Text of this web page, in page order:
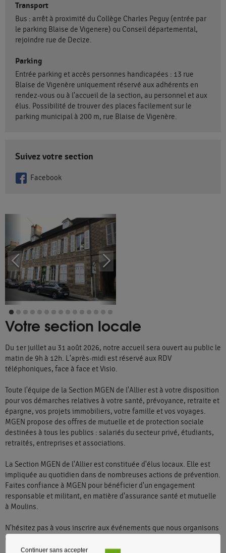
Continuer sans accepter
Transport
Bus : arrêt à proximité du Collège Charles Peguy (entrée par
le parking Blaise de Vigenere) ou Conseil départemental,
rejoindre rue de Decize.
Parking
Entrée parking et accès personnes handicapées : 13 rue
Blaise de Vigenère uniquement réservé aux adhérents en
rendez-vous ou à l'accueil de la section, au personnel et aux
élus. Possibilité de trouver des places facilement sur le
parking municipal à 200 m, rue Blaise de Vigenère.
Suivez votre section
Facebook
Votre section locale
Du 1er juillet au 31 août 2026, notre accueil sera ouvert au public le
matin de 9h à 12h. L'après-midi est réservé aux RDV
téléphoniques, face à face et Visio.
Toute l'équipe de la Section MGEN de l'Allier est à votre disposition
pour vos démarches relatives à votre santé, prévoyance, retraite et
épargne, vos projets immobiliers, votre famille et vos voyages.
MGEN propose des offres de mutuelle et de protection sociale
destinées à tous les publics : salariés du secteur privé, étudiants,
retraités, entreprises et associations.
La Section MGEN de l'Allier est constituée d'élus locaux. Elle est
impliquée au quotidien dans de nombreuses actions de prévention.
Faites confiance à MGEN pour bénéficier d'un engagement
responsable et militant, en matière d'assurance santé et mutuelle
à Moulins.
N'hésitez pas à vous inscrire aux événements que nous organisons
et à prendre rendez-vous avec un conseiller MGEN basé à Moulins.